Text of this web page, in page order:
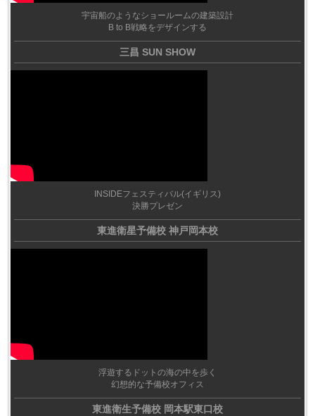
宇宙船のようなショールームの建築設計
B to B戦略をデザインする
三昌 SUN SHOW
INSIDEフェスティバル(イギリス)
決勝プレゼン
東進衛星予備校 神戸岡本校
浮遊するドットの海の中を歩く
幻想的な予備校オフィス
東進衛生予備校 岡本駅東口校